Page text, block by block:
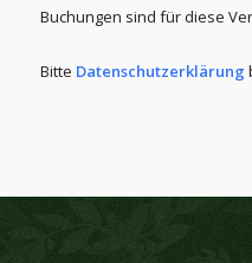
Buchungen sind für diese
Bitte Datenschutzerklärung